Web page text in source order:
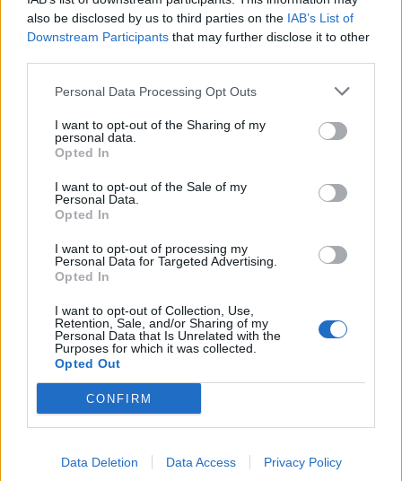
also be disclosed by us to third parties on the IAB’s List of
Downstream Participants that may further disclose it to other
Personal Data Processing Opt Outs
I want to opt-out of the Sharing of my
personal data.
Opted In
I want to opt-out of the Sale of my
Personal Data.
Opted In
I want to opt-out of processing my
Personal Data for Targeted Advertising.
Opted In
I want to opt-out of Collection, Use,
Retention, Sale, and/or Sharing of my
Personal Data that Is Unrelated with the
Purposes for which it was collected.
Opted Out
CONFIRM
Data Deletion Data Access Privacy Policy
εκατ. ευρώ ο τζίρος
05/08/2026 - 18:27 ΟΙΚΟΝΟΜΙΑ
εξάμηνο – Στα 734 εκατ. ευρώ τα EBITDA
Metlen: Ρεκόρ EBITDA στο α' εξάμηνο, στα 550
06/08/2026 - 09:12 ΕΠΙΧΕΙΡΗΣΕΙΣ
Viohalco: Αυξημένος κατά 14% ο τζίρος στο α'
εξάμηνο, στα 4,3 δισ. ευρώ – Στα 446 εκατ. ευρώ
τα EBITDA
Β.Σ. Καρούλιας: Τζίρος 98,7 εκατ. ευρώ και
αύξηση κερδών 57% - Τα νέα στοιχήματα σε low
& non alcohol
06/08/2026 - 11:48 ΕΠΙΧΕΙΡΗΣΕΙΣ